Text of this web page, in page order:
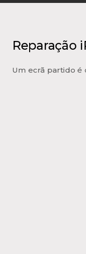
Reparação
Um ecrã partido é